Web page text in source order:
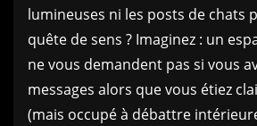
lumineuses ni les posts de chats
quête de sens ? Imaginez : un
ne vous demandent pas si vous
messages alors que vous étiez
(mais occupé à débattre